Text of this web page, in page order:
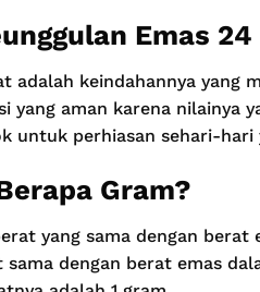
Emas
adalah keindahannya yang
yang aman karena nilainya
untuk perhiasan sehari-
Gram?
yang sama dengan
dengan berat emas